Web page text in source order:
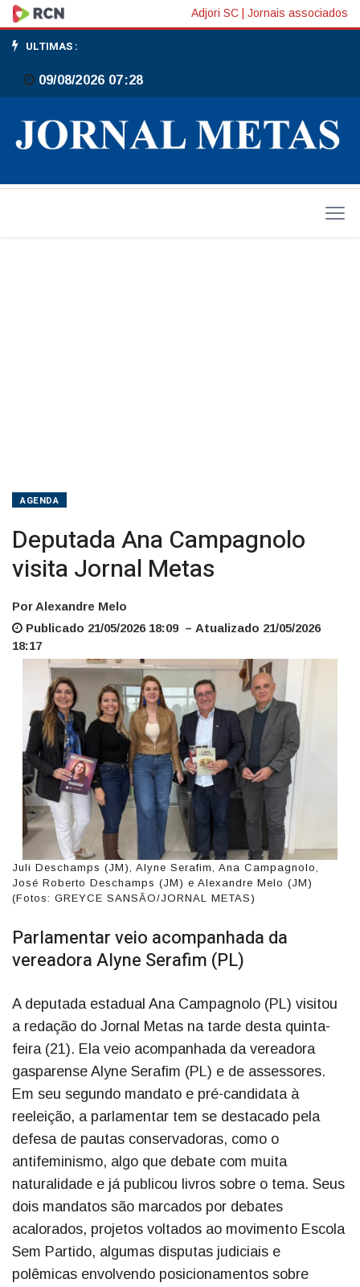
Deputada
Ana
Campagnolo
visita
Jornal
Metas
Adjori SC Jornais associados
ULTIMAS :
09/08/2026 07:28
AGENDA
Deputada Ana Campagnolo
visita Jornal Metas
Por Alexandre Melo
Publicado 21/05/2026 18:09 – Atualizado 21/05/2026
18:17
Juli Deschamps (JM), Alyne Serafim, Ana Campagnolo,
José Roberto Deschamps (JM) e Alexandre Melo (JM)
(Fotos: GREYCE SANSÃO/JORNAL METAS)
Parlamentar veio acompanhada da
vereadora Alyne Serafim (PL)
A deputada estadual Ana Campagnolo (PL) visitou
a redação do Jornal Metas na tarde desta quinta-
feira (21). Ela veio acompanhada da vereadora
gasparense Alyne Serafim (PL) e de assessores.
Em seu segundo mandato e pré-candidata à
reeleição, a parlamentar tem se destacado pela
defesa de pautas conservadoras, como o
antifeminismo, algo que debate com muita
naturalidade e já publicou livros sobre o tema. Seus
dois mandatos são marcados por debates
acalorados, projetos voltados ao movimento Escola
Sem Partido, algumas disputas judiciais e
polêmicas envolvendo posicionamentos sobre